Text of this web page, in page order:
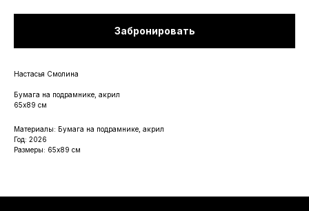
Забронировать
Настасья Смолина
Бумага на подрамнике, акрил
65х89 см
Материалы: Бумага на подрамнике, акрил
Год: 2026
Размеры: 65х89 см